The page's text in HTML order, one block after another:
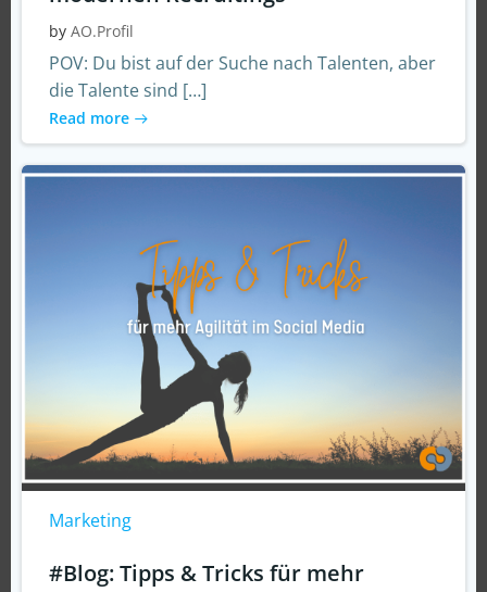
by AO.Profil
POV: Du bist auf der Suche nach Talenten, aber
die Talente sind […]
Read more
Marketing
#Blog: Tipps & Tricks für mehr